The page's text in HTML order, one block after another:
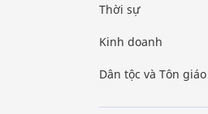
Thời sự
Kinh doanh
Dân tộc và Tôn giáo